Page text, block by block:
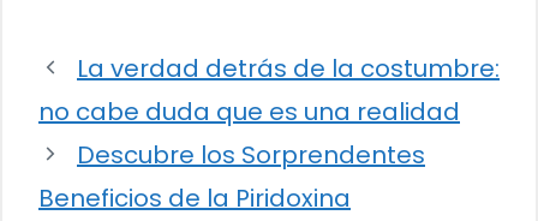
La verdad detrás de la costumbre:
no cabe duda que es una realidad
Descubre los Sorprendentes
Beneficios de la Piridoxina